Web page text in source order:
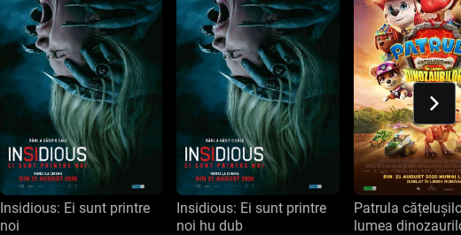
Insidious: Ei sunt printre
noi
Insidious: Ei sunt printre
noi hu dub
Patrula
lumea